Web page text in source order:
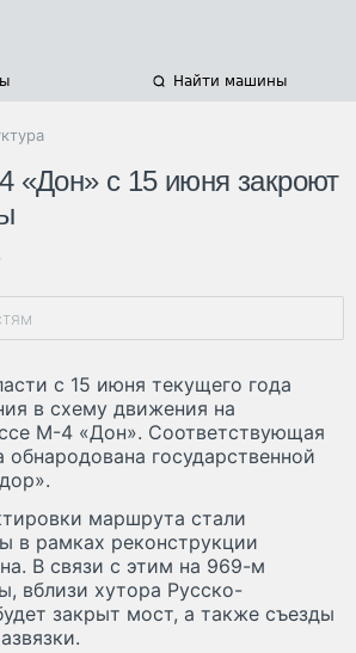
Найти машины
«Дон» с 15 июня закроют
с 15 июня текущего года
в схему движения на
М-4 «Дон». Соответствующая
государственной
маршрута стали
в рамках реконструкции
В связи с этим на 969-м
вблизи хутора Русско-
закрыт мост, а также съезды